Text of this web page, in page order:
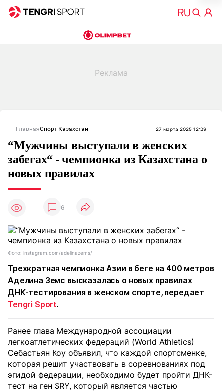
ГлавнаяСпорт Казахстан 27 марта 2025 12:29
“Мужчины выступали в женских
забегах“ - чемпионка из Казахстана о
новых правилах
6
Фото: instagram.com/adelinazems/
Трехкратная чемпионка Азии в беге на 400 метров
Аделина Земс высказалась о новых правилах
ДНК-тестирования в женском спорте, передает
Tengri Sport.
Ранее глава Международной ассоциации
легкоатлетических федераций (World Athletics)
Себастьян Коу объявил, что каждой спортсменке,
которая решит участвовать в соревнованиях под
эгидой федерации, необходимо будет пройти ДНК-
тест на ген SRY, который является частью